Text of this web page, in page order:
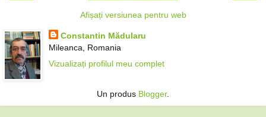
Afișați versiunea pentru web
Constantin Mădularu
Mileanca, Romania
Vizualizați profilul meu complet
Un produs Blogger.